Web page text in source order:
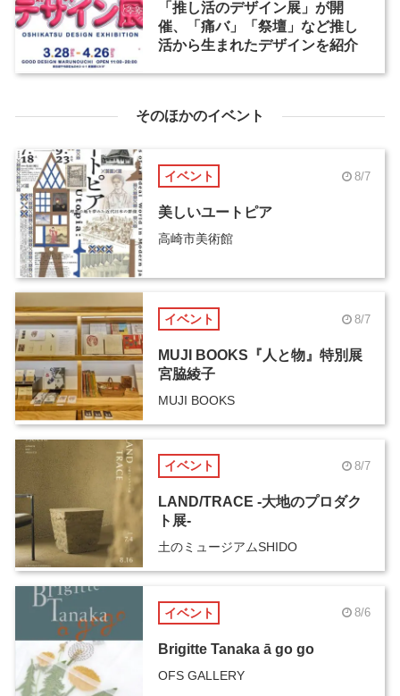
「推し活のデザイン展」が開
催、「痛バ」「祭壇」など推し
活から生まれたデザインを紹介
そのほかのイベント
イベント 8/7
美しいユートピア
高崎市美術館
イベント 8/7
MUJI BOOKS『人と物』特別展
宮脇綾子
MUJI BOOKS
イベント 8/7
LAND/TRACE -大地のプロダク
ト展-
土のミュージアムSHIDO
イベント 8/6
Brigitte Tanaka ā go go
OFS GALLERY